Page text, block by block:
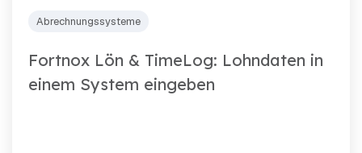
Abrechnungssysteme
Fortnox Lön & TimeLog: Lohndaten in
einem System eingeben